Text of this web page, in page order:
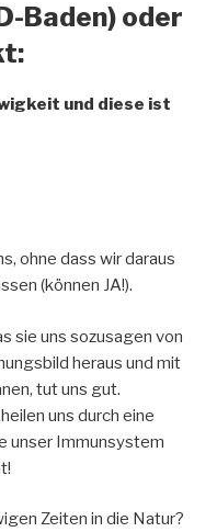
Baden) oder
und diese ist
ohne dass wir daraus
(können JA!).
sie uns sozusagen von
heraus und mit
tut uns gut.
uns durch eine
unser Immunsystem
Zeiten in die Natur?